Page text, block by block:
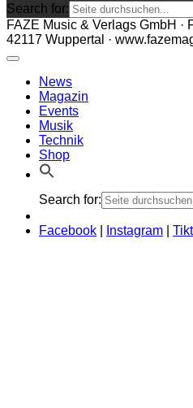
Search for:
FAZE Music & Verlags GmbH ·
News
Magazin
Events
Musik
Technik
Shop